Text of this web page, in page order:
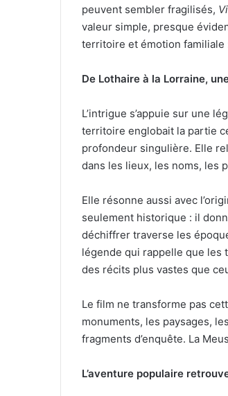
peuvent sembler fragilisés,
valeur simple, presque
territoire et émotion familiale
De Lothaire à la Lorraine,
L’intrigue s’appuie sur une
territoire englobait la partie
profondeur singulière. Elle
dans les lieux, les noms, les
Elle résonne aussi avec
seulement historique : il
déchiffrer traverse les
légende qui rappelle que les
des récits plus vastes que
Le film ne transforme pas
monuments, les paysages,
fragments d’enquête. La
L’aventure populaire